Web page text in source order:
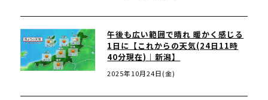
午後も広い範囲で晴れ 暖かく感じる
1日に【これからの天気(24日11時
40分現在)｜新潟】
2025年10月24日(金)